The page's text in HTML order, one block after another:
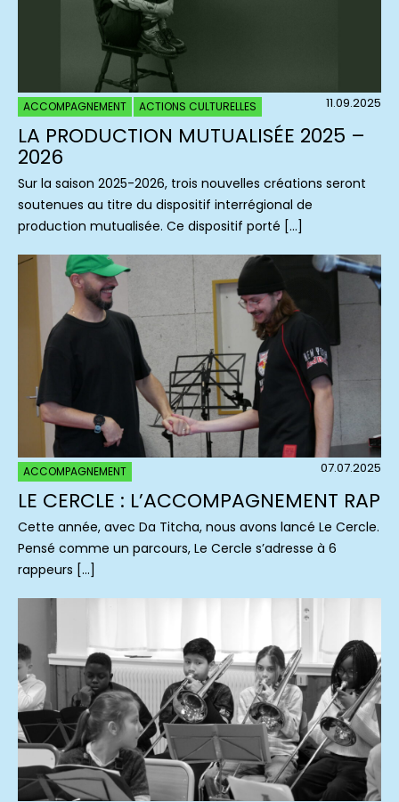
ACCOMPAGNEMENT ACTIONS CULTURELLES 11.09.2025
LA PRODUCTION MUTUALISÉE 2025 –
2026
Sur la saison 2025-2026, trois nouvelles créations seront
soutenues au titre du dispositif interrégional de
production mutualisée. Ce dispositif porté […]
ACCOMPAGNEMENT 07.07.2025
LE CERCLE : L’ACCOMPAGNEMENT RAP
Cette année, avec Da Titcha, nous avons lancé Le Cercle.
Pensé comme un parcours, Le Cercle s’adresse à 6
rappeurs […]